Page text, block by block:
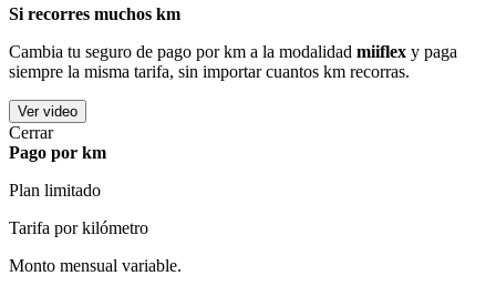
Si recorres muchos km
Cambia tu seguro de pago por km a la modalidad miiflex y paga
siempre la misma tarifa, sin importar cuantos km recorras.
Ver video
Cerrar
Pago por km
Plan limitado
Tarifa por kilómetro
Monto mensual variable.